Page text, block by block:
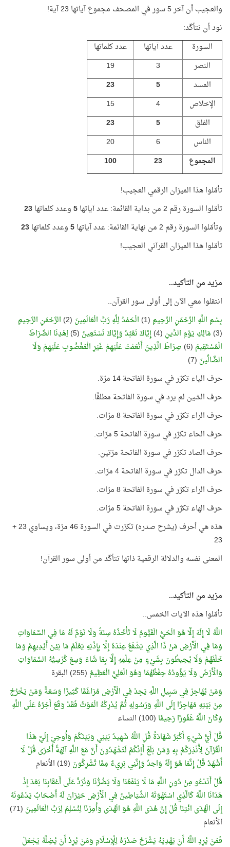
والعجيب أن آخر 5 سور في المصحف مجموع آياتها 23 آية!
نود أن نتأكّد:
السورة
عدد آياتها
عدد كلماتها
النصر
3
19
المسد
5
23
الإخلاص
4
15
الفلق
5
23
الناس
6
20
المجموع
23
100
تأمّلوا هذا الميزان الرقمي العجيب!
تأمّلوا السورة رقم 2 من بداية القائمة: عدد آياتها
5وعدد كلماتها23
وتأمّلوا السورة رقم 2 من نهاية القائمة: عدد آياتها
5وعدد كلماتها23
تأمّلوا هذا الميزان القرآني العجيب!
مزيد من التأكيد..
انتقلوا معي الآن إلى أولى سور القرآن..
بِسْمِ اللَّهِ الرَّحْمَنِ الرَّحِيمِ (1) الْحَمْدُ لِلَّهِ رَبِّ الْعَالَمِينَ (2)
الرَّحْمَنِ الرَّحِيمِ
(3)
مَالِكِ يَوْمِ الدِّينِ (4) إِيَّاكَ نَعْبُدُ وَإِيَّاكَ نَسْتَعِينُ (5)
اِهْدِنَا الصِّرَاطَ
الْمُسْتَقِيمَ (6)
صِرَاطَ الَّذِينَ أَنْعَمْتَ عَلَيْهِمْ غَيْرِ الْمَغْضُوبِ عَلَيْهِمْ وَلَا
الضَّالِّينَ (7)
حرف الياء تكرّر في سورة الفاتحة 14 مرّة.
حرف الشين لم يرد في سورة الفاتحة مطلقًا.
حرف الراء تكرّر في سورة الفاتحة 8 مرّات.
حرف الحاء تكرّر في سورة الفاتحة 5 مرّات.
حرف الصاد تكرّر في سورة الفاتحة مرّتين.
حرف الدال تكرّر في سورة الفاتحة 4 مرّات.
حرف الراء تكرّر في سورة الفاتحة 8 مرّات.
حرف الهاء تكرّر في سورة الفاتحة 5 مرّات.
هذه هي أحرف (يشرح صدره) تكرّرت في السورة 46 مرّة، ويساوي 23 +
23
المعنى نفسه والدلالة الرقمية ذاتها تتأكّد من أولى سور القرآن!
مزيد من التأكيد..
تأمّلوا هذه الآيات الخمس..
اللَّهُ لَا إِلَهَ إِلَّا هُوَ الْحَيُّ الْقَيُّومُ لَا تَأْخُذُهُ سِنَةٌ وَلَا نَوْمٌ لَهُ مَا فِي السَّمَاوَاتِ
وَمَا فِي الْأَرْضِ مَنْ ذَا الَّذِي يَشْفَعُ عِنْدَهُ إِلَّا بِإِذْنِهِ يَعْلَمُ مَا بَيْنَ أَيْدِيهِمْ وَمَا
خَلْفَهُمْ وَلَا يُحِيطُونَ بِشَيْءٍ مِنْ عِلْمِهِ إِلَّا بِمَا شَاءَ وَسِعَ كُرْسِيُّهُ السَّمَاوَاتِ
وَالْأَرْضَ وَلَا يَؤُودُهُ حِفْظُهُمَا وَهُوَ الْعَلِيُّ الْعَظِيمُ (255) البقرة
وَمَنْ يُهَاجِرْ فِي سَبِيلِ اللَّهِ يَجِدْ فِي الْأَرْضِ مُرَاغَمًا كَثِيرًا وَسَعَةً وَمَنْ يَخْرُجْ
مِنْ بَيْتِهِ مُهَاجِرًا إِلَى اللَّهِ وَرَسُولِهِ ثُمَّ يُدْرِكْهُ الْمَوْتُ فَقَدْ وَقَعَ أَجْرُهُ عَلَى اللَّهِ
وَكَانَ اللَّهُ غَفُورًا رَحِيمًا (100) النساء
قُلْ أَيُّ شَيْءٍ أَكْبَرُ شَهَادَةً قُلِ اللَّهُ شَهِيدٌ بَيْنِي وَبَيْنَكُمْ وَأُوحِيَ إِلَيَّ هَذَا
الْقُرْآنُ لِأُنْذِرَكُمْ بِهِ وَمَنْ بَلَغَ أَإِنَّكُمْ لَتَشْهَدُونَ أَنَّ مَعَ اللَّهِ آلِهَةً أُخْرَى قُلْ لَا
أَشْهَدُ قُلْ إِنَّمَا هُوَ إِلَهٌ وَاحِدٌ وَإِنَّنِي بَرِيءٌ مِمَّا تُشْرِكُونَ (19) الأنعام
قُلْ أَنَدْعُو مِنْ دُونِ اللَّهِ مَا لَا يَنْفَعُنَا وَلَا يَضُرُّنَا وَنُرَدُّ عَلَى أَعْقَابِنَا بَعْدَ إِذْ
هَدَانَا اللَّهُ كَالَّذِي اسْتَهْوَتْهُ الشَّيَاطِينُ فِي الْأَرْضِ حَيْرَانَ لَهُ أَصْحَابٌ يَدْعُونَهُ
إِلَى الْهُدَى ائْتِنَا قُلْ إِنَّ هُدَى اللَّهِ هُوَ الْهُدَى وَأُمِرْنَا لِنُسْلِمَ لِرَبِّ الْعَالَمِينَ
(71)
الأنعام
فَمَنْ يُرِدِ اللَّهُ أَنْ يَهْدِيَهُ يَشْرَحْ صَدْرَهُ لِلْإِسْلَامِ وَمَنْ يُرِدْ أَنْ يُضِلَّهُ يَجْعَلْ